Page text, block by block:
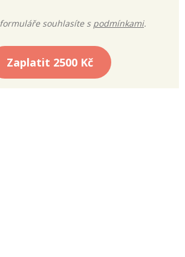
souhlasíte s podmínkami.
Zaplatit 2500 Kč